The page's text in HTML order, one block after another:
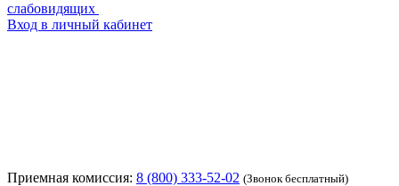
слабовидящих
Вход в личный кабинет
Приемная комиссия: 8 (800) 333-52-02 (Звонок бесплатный)